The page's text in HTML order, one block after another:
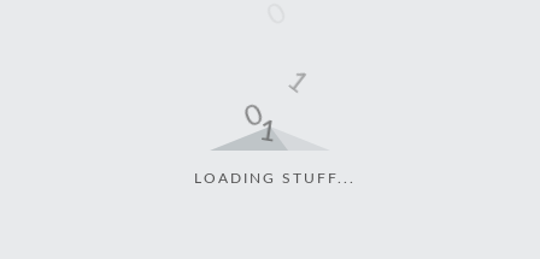
LOADING STUFF...